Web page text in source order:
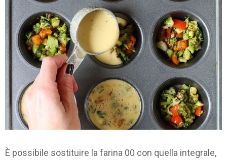
È possibile sostituire la farina 00 con quella integrale,